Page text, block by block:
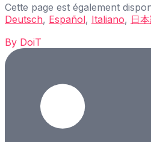
Cette page est également
Deutsch, Español, Italiano, 日
By DoiT